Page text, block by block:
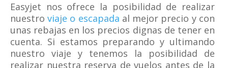
Easyjet nos ofrece la posibilidad de realizar
nuestroviaje o escapada al mejor precio y con
unas rebajas en los precios dignas de tener en
cuenta. Si estamos preparando y ultimando
nuestro viaje y tenemos la posibilidad de
realizar nuestra reserva de vuelos antes de la